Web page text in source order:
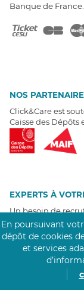
Banque de France.
NOS
Click&Care est
Caisse des Dépôts
EXPERTS À
Un besoin de
téléphone 7/7.
Être rappelé
MOIGNAGES
En poursuivant
dépôt de cookies
et services